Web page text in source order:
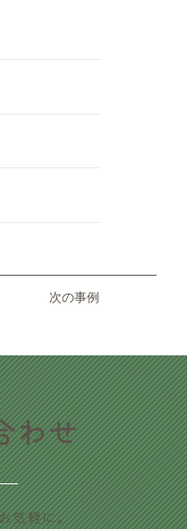
次の事例
わせ
気軽に。